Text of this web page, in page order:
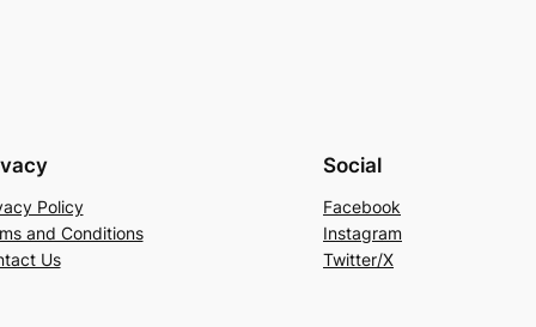
Policy
and Conditions
Us
Social
Facebook
Instagram
Twitter/X